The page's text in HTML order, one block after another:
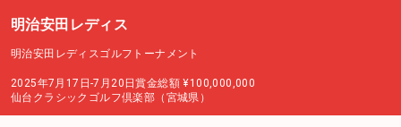
明治安田レディス
明治安田レディスゴルフトーナメント
2025年7月17日-7月20日賞金総額 ¥100,000,000
仙台クラシックゴルフ倶楽部（宮城県）